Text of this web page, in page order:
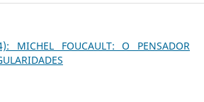
FOUCAULT: O PENSADOR